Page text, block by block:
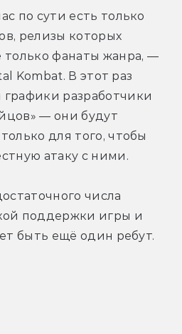
по сути есть только
релизы которых
только фанаты жанра, —
Kombat. В этот раз
разработчики
— они будут
для того, чтобы
атаку с ними.
числа
поддержки игры и
быть ещё один ребут.